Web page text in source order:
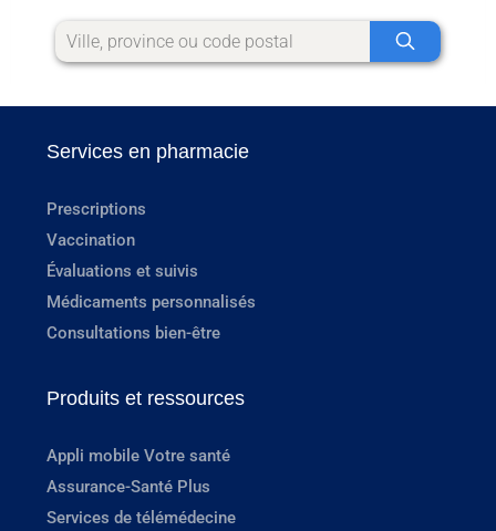
Services en pharmacie
Prescriptions
Vaccination
Évaluations et suivis
Médicaments personnalisés
Consultations bien-être
Produits et ressources
Appli mobile Votre santé
Assurance-Santé Plus
Services de télémédecine